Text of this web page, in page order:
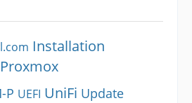
Installation
Proxmox
P UEFI UniFi Update